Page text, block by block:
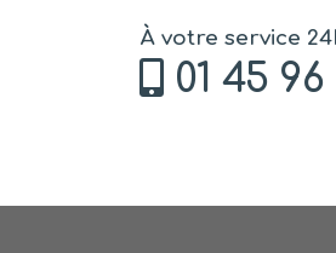
À votre service
01 45